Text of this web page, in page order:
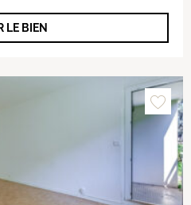
LE BIEN